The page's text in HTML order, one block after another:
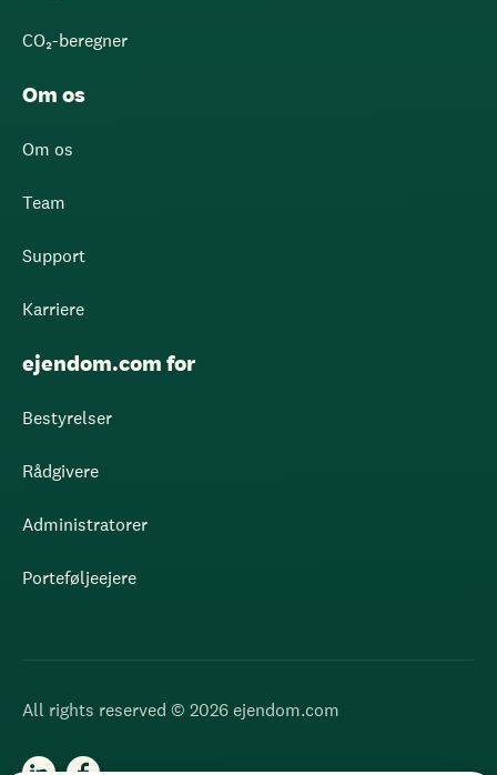
CO₂-beregner
Om os
Om os
Team
Support
Karriere
ejendom.com for
Bestyrelser
Rådgivere
Administratorer
Porteføljeejere
All rights reserved © 2026 ejendom.com